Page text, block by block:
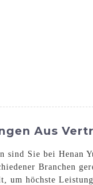
Aus
sind Sie bei
Branchen
um höchste